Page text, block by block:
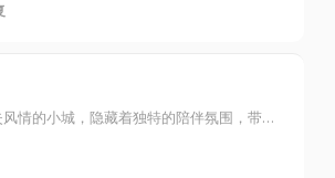
低调却不失风情的小城，隐藏着独特的陪伴氛围，带来舒适、亲近的交流。